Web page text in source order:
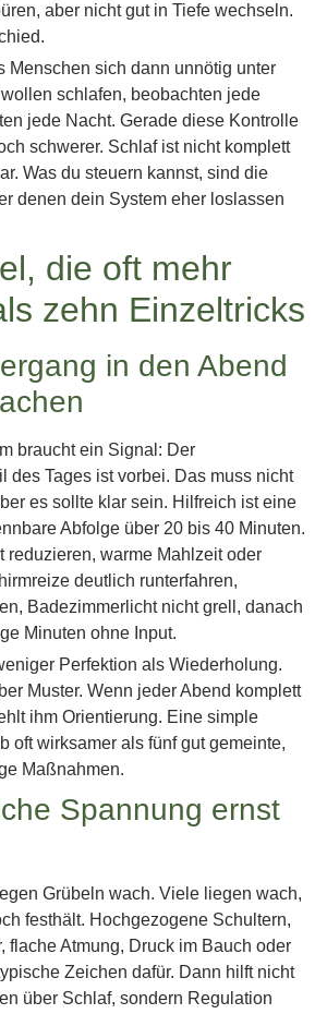
aber nicht gut in Tiefe wechseln.
Menschen sich dann unnötig unter
schlafen, beobachten jede
jede Nacht. Gerade diese Kontrolle
schwerer. Schlaf ist nicht komplett
Was du steuern kannst, sind die
denen dein System eher loslassen
die oft mehr
zehn Einzeltricks
in den Abend
braucht ein Signal: Der
des Tages ist vorbei. Das muss nicht
es sollte klar sein. Hilfreich ist eine
Abfolge über 20 bis 40 Minuten.
reduzieren, warme Mahlzeit oder
deutlich runterfahren,
Badezimmerlicht nicht grell, danach
Minuten ohne Input.
Perfektion als Wiederholung.
Muster. Wenn jeder Abend komplett
ihm Orientierung. Eine simple
oft wirksamer als fünf gut gemeinte,
Maßnahmen.
Spannung ernst
Grübeln wach. Viele liegen wach,
festhält. Hochgezogene Schultern,
flache Atmung, Druck im Bauch oder
Zeichen dafür. Dann hilft nicht
über Schlaf, sondern Regulation